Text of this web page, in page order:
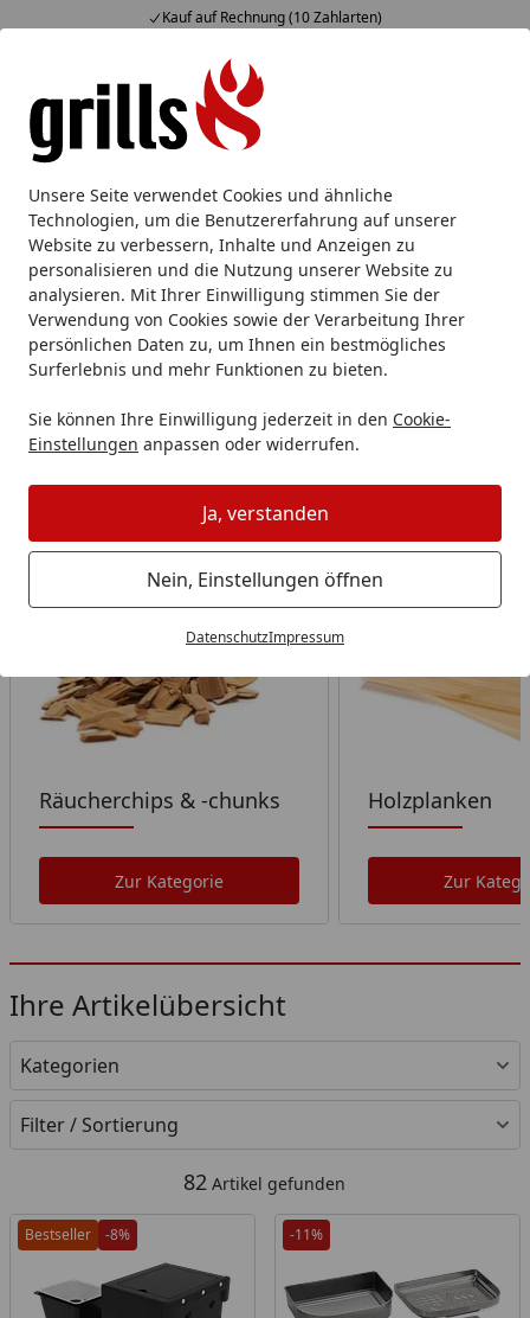
Unsere Seite verwendet Cookies und ähnliche
Technologien, um die Benutzererfahrung auf unserer
Website zu verbessern, Inhalte und Anzeigen zu
personalisieren und die Nutzung unserer Website zu
analysieren. Mit Ihrer Einwilligung stimmen Sie der
Verwendung von Cookies sowie der Verarbeitung Ihrer
persönlichen Daten zu, um Ihnen ein bestmögliches
Surferlebnis und mehr Funktionen zu bieten.
Sie können Ihre Einwilligung jederzeit in den Cookie-
Einstellungen anpassen oder widerrufen.
Ja, verstanden
Nein, Einstellungen öffnen
DatenschutzImpressum
(10 Zahlarten)
Alle Produkte
Mein Konto
Suchen
Räuchern & Smoken
Startseite
Wählen Sie Ihre Wunschkategorie
Räucherchips & -chunks
Zur Kategorie
Holzplanken
Zur
Ihre Artikelübersicht
Kategorien
Filter / Sortierung
82 Artikel gefunden
Bestseller -8% -11%